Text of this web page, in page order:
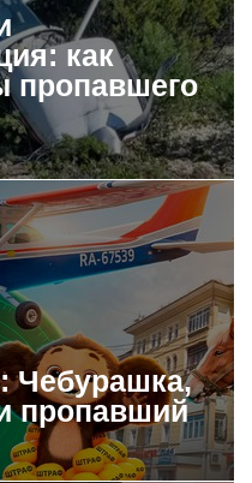
как
пропавшего
Чебурашка,
пропавший